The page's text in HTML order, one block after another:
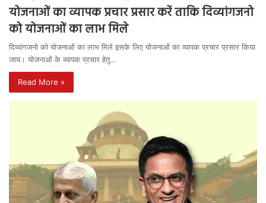
योजनाओं का व्यापक प्रचार प्रसार करें ताकि दिव्यांगजनो
को योजनाओं का लाभ मिले
दिव्यांगजनो को योजनाओं का लाभ मिले इसके लिए योजनाओं का व्यापक प्रचार प्रसार किया
जाय। योजनाओं के व्यापक प्रचार हेतु…
Read More »